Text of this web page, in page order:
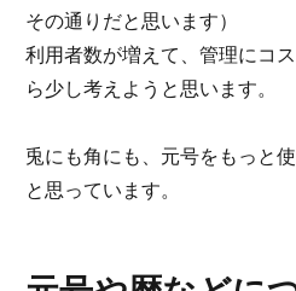
その通りだと思います）
利用者数が増えて、管理にコ
ら少し考えようと思います。
兎にも角にも、元号をもっと
と思っています。